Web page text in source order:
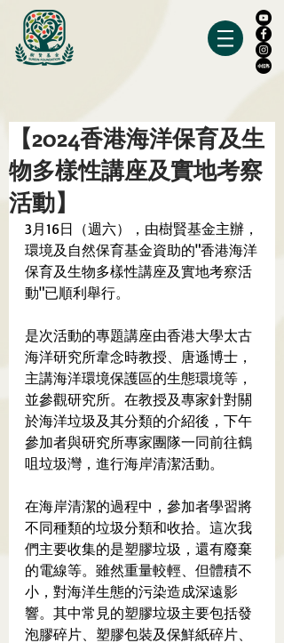
【2024香港海洋保育及生
物多樣性講座及實地考察
活動】
3月16日（週六），由樹賢基金主辦，
環境及自然保育基金資助的"香港海洋
保育及生物多樣性講座及實地考察活
動"已順利舉行。
是次活動的專題講座由香港大學太古
海洋研究所韋念時教授、唐遜博士，
主講海洋環境保護區的生態環境等，
並參觀研究所。在教授及專家針對關
於海洋垃圾及其分類的介紹後，下午
參加者與研究所專家團隊一同前往鶴
咀垃圾灣，進行海岸清潔活動。
在海岸清潔的過程中，參加者學習將
不同種類的垃圾分類和收拾。這次我
們主要收集的是塑膠垃圾，還有廢棄
的電線等。雖然重量較輕、但體積不
小，對海洋生態的污染造成深遠影
響。其中常見的塑膠垃圾主要包括發
泡膠碎片、塑膠包裝及保鮮紙碎片、